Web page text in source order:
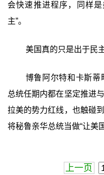
会快速推进程序，同样
主”。
美国真的只是出于民
博鲁阿尔特和卡斯蒂
总统任期内都在坚定推进
拉美的势力红线，也触碰
将秘鲁亲华总统当做“让美
上一页